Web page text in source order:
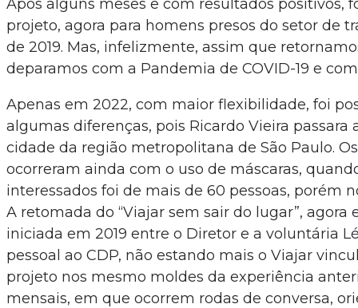
Após alguns meses e com resultados
projeto, agora para homens presos do setor de
de 2019. Mas, infelizmente, assim que
deparamos com a Pandemia de COVID-19 e
Apenas em 2022, com maior flexibilidade, foi
algumas diferenças, pois Ricardo Vieira passara
cidade da região metropolitana de São Paulo.
ocorreram ainda com o uso de máscaras,
interessados foi de mais de 60 pessoas, porém
A retomada do “Viajar sem sair do lugar”,
iniciada em 2019 entre o Diretor e a voluntária
pessoal ao CDP, não estando mais o Viajar
projeto nos mesmo moldes da experiência
mensais, em que ocorrem rodas de conversa,